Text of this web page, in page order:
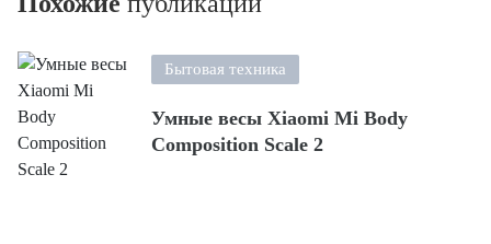
Бытовая техника
Умные весы Xiaomi Mi Body
Composition Scale 2